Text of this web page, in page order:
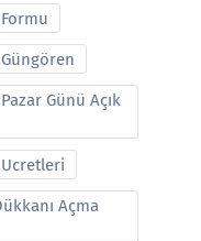
Günü Açık
Açma